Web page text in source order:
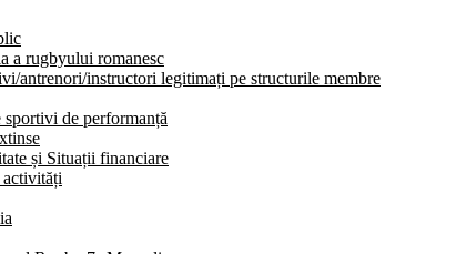
a rugbyului romanesc
antrenori/instructori legitimați pe structurile membre
de performanță
și Situații financiare
activități